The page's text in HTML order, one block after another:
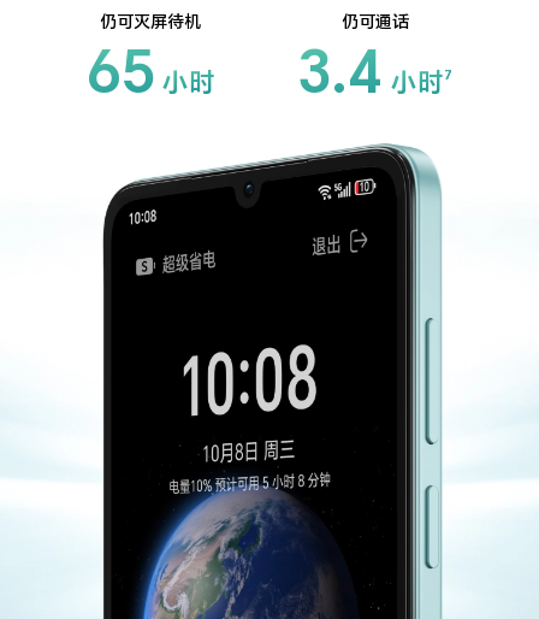
仍可灭屏待机
65 小时
仍可通话
3.4 小时7